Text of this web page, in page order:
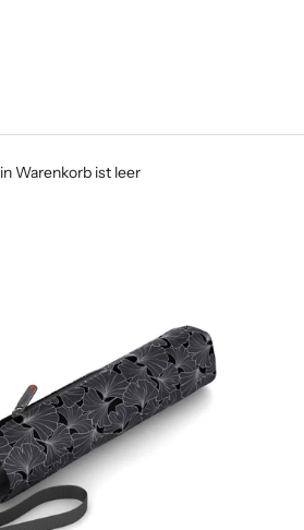
Warenkorb ist leer